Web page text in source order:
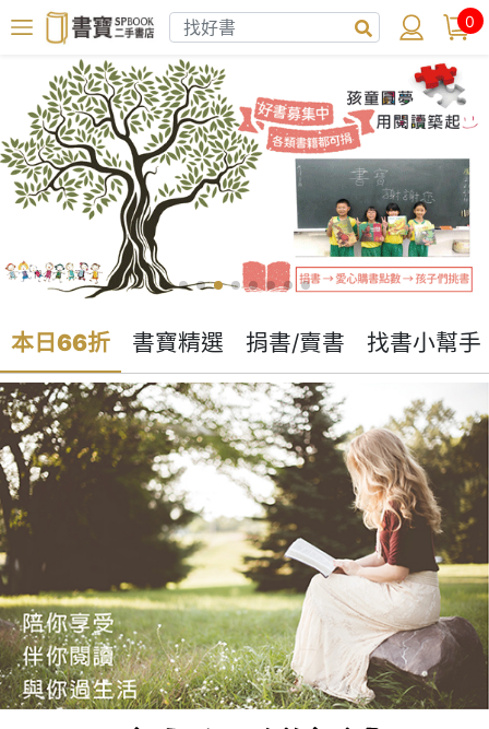
0
本日66折 書寶精選 捐書/賣書 找書小幫手